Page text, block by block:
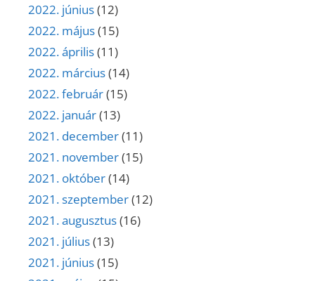
2022. június(12)
2022. május(15)
2022. április(11)
2022. március(14)
2022. február(15)
2022. január(13)
2021. december(11)
2021. november(15)
2021. október(14)
2021. szeptember(12)
2021. augusztus(16)
2021. július(13)
2021. június(15)